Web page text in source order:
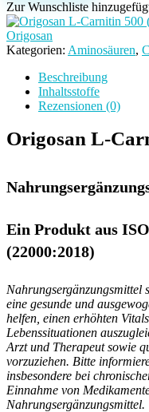
Carnitin
500
(Kapseln)
Menge
Zur Wunschliste
Origosan
Kategorien: Aminosäuren,
Beschreibung
Inhaltsstoffe
Rezensionen (0)
Origosan L-
Ein Produkt aus
(22000:2018)
Nahrungsergänzungsmittel
eine gesunde und
helfen, einen erhöhten
Lebenssituationen
Arzt und Therapeut sowie
vorzuziehen. Bitte
insbesondere bei
Einnahme von
Nahrungsergänzungsmittel.